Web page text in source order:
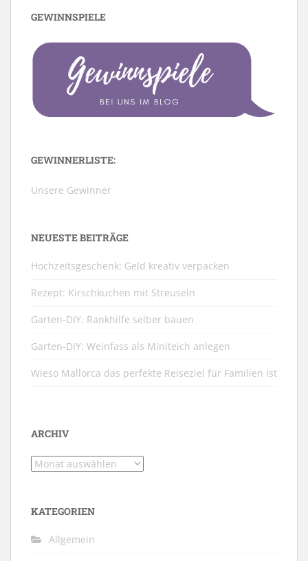
GEWINNSPIELE
GEWINNERLISTE:
Unsere Gewinner
NEUESTE BEITRÄGE
Hochzeitsgeschenk: Geld kreativ verpacken
Rezept: Kirschkuchen mit Streuseln
Garten-DIY: Rankhilfe selber bauen
Garten-DIY: Weinfass als Miniteich anlegen
Wieso Mallorca das perfekte Reiseziel für Familien ist
ARCHIV
Archiv
KATEGORIEN
Allgemein